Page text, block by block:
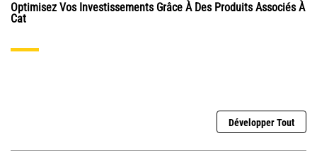
Optimisez Vos Investissements Grâce À Des Produits Associés À
Cat
Développer Tout